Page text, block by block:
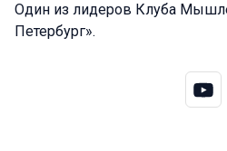
Один из лидеров Клуба
Петербург».